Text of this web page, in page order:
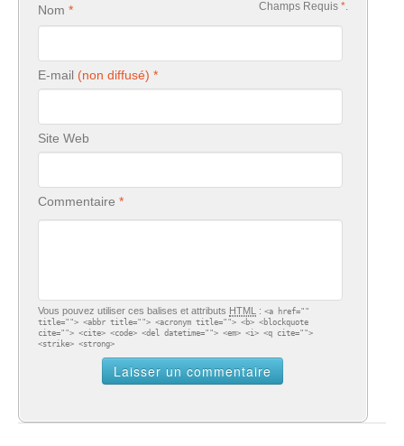
Champs Requis *.
Nom
E-mail
Site Web
Commentaire
Vous pouvez utiliser ces balises et attributs HTML : <a href=""
title=""> <abbr title=""> <acronym title=""> <b> <blockquote
cite=""> <cite> <code> <del datetime=""> <em> <i> <q cite="">
<strike> <strong>